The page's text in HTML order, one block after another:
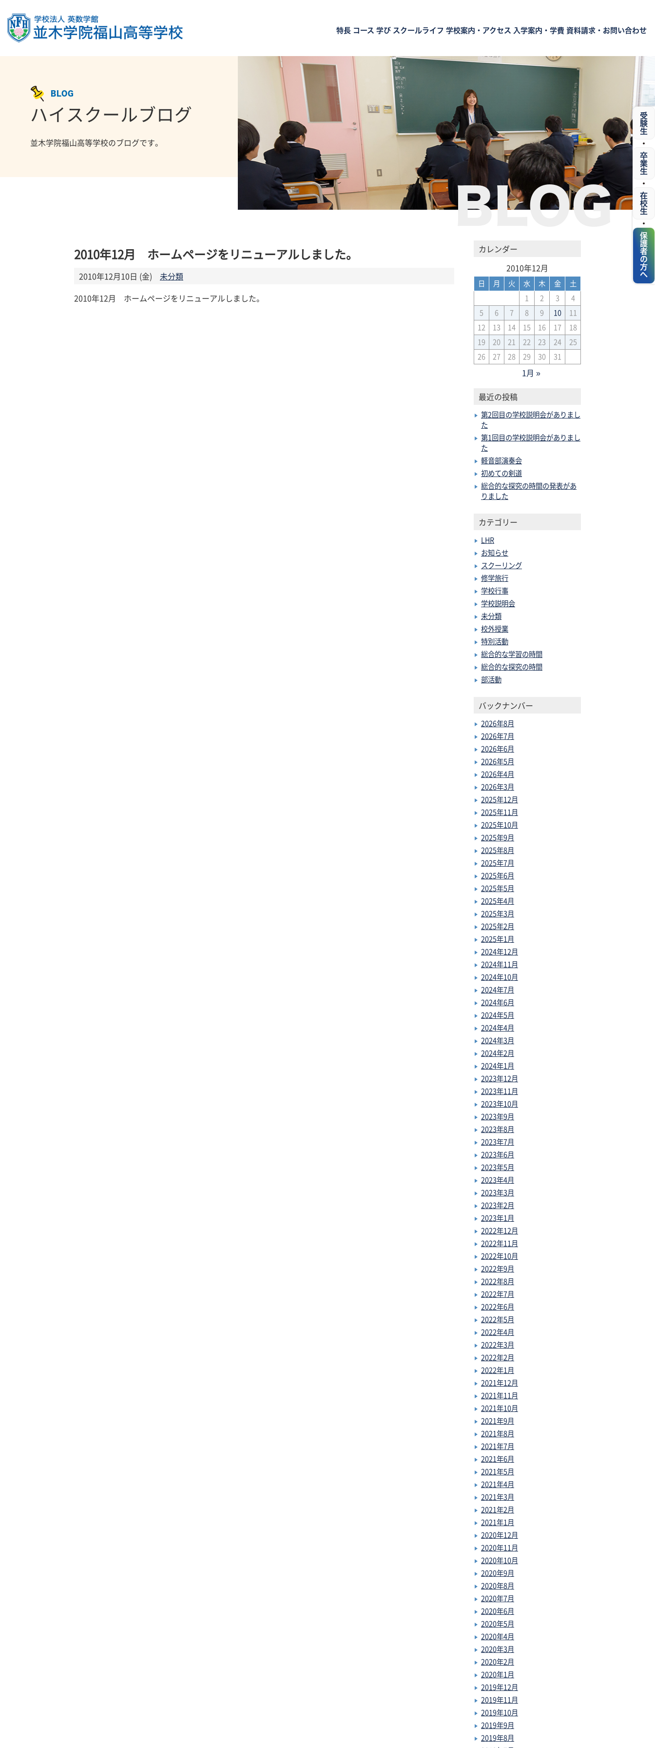
特長 コース 学び スクールライフ 学校案内・アクセス 入学案内・学費 資料請求・お問い合わせ
BLOG
BLOG
ハイスクールブログ
並木学院福山高等学校のブログです。
2010年12月 ホームページをリニューアルしました。
2010年12月10日 (金)
未分類
2010年12月 ホームページをリニューアルしました。
カレンダー
2010年12月
日 月 火 水 木 金
土
1
2 3
4
5
6 7 8 9 10
11
12
13 14 15 16 17
18
19
20 21 22 23 24
25
26
27 28 29 30 31
1月 »
最近の投稿
第2回目の学校説明会がありまし
た
第1回目の学校説明会がありまし
た
軽音部演奏会
初めての剣道
総合的な探究の時間の発表があ
りました
カテゴリー
LHR
お知らせ
スクーリング
修学旅行
学校行事
学校説明会
未分類
校外授業
特別活動
総合的な学習の時間
総合的な探究の時間
部活動
バックナンバー
2026年8月
2026年7月
2026年6月
2026年5月
2026年4月
2026年3月
2025年12月
2025年11月
2025年10月
2025年9月
2025年8月
2025年7月
2025年6月
2025年5月
2025年4月
2025年3月
2025年2月
2025年1月
2024年12月
2024年11月
2024年10月
2024年7月
2024年6月
2024年5月
2024年4月
2024年3月
2024年2月
2024年1月
2023年12月
2023年11月
2023年10月
2023年9月
2023年8月
2023年7月
2023年6月
2023年5月
2023年4月
2023年3月
2023年2月
2023年1月
2022年12月
2022年11月
2022年10月
2022年9月
2022年8月
2022年7月
2022年6月
2022年5月
2022年4月
2022年3月
2022年2月
2022年1月
2021年12月
2021年11月
2021年10月
2021年9月
2021年8月
2021年7月
2021年6月
2021年5月
2021年4月
2021年3月
2021年2月
2021年1月
2020年12月
2020年11月
2020年10月
2020年9月
2020年8月
2020年7月
2020年6月
2020年5月
2020年4月
2020年3月
2020年2月
2020年1月
2019年12月
2019年11月
2019年10月
2019年9月
2019年8月
受験生
・
卒業生
・
在校生
・
保護者の方へ